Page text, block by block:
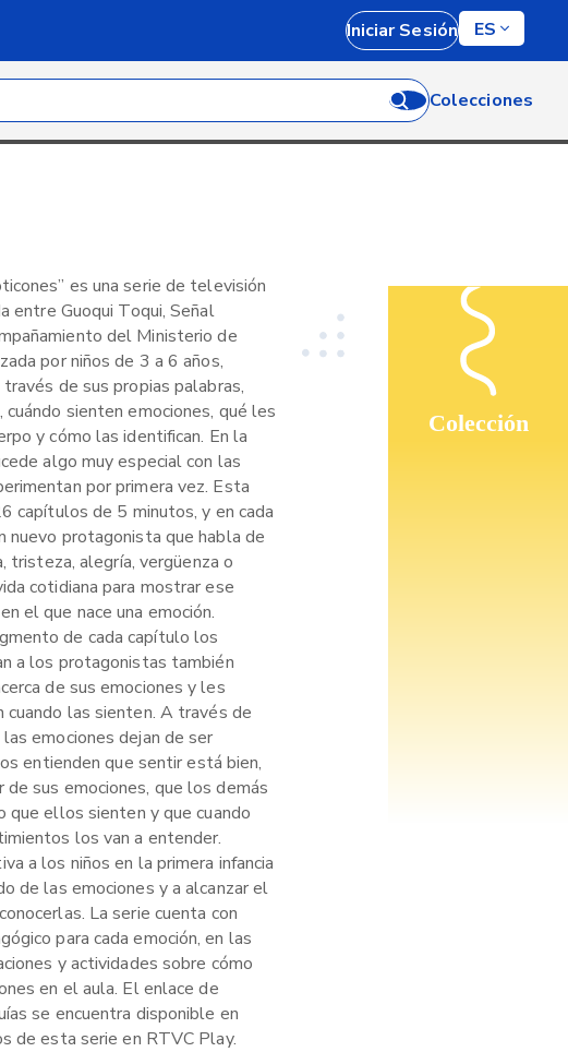
Iniciar Sesión ES
Colecciones
Colección
es una serie de televisión
entre Guoqui Toqui, Señal
del Ministerio de
por niños de 3 a 6 años,
de sus propias palabras,
sienten emociones, qué les
y cómo las identifican. En la
algo muy especial con las
por primera vez. Esta
capítulos de 5 minutos, y en cada
nuevo protagonista que habla de
tristeza, alegría, vergüenza o
cotidiana para mostrar ese
el que nace una emoción.
de cada capítulo los
a los protagonistas también
de sus emociones y les
cuando las sienten. A través de
emociones dejan de ser
entienden que sentir está bien,
de sus emociones, que los demás
que ellos sienten y que cuando
los van a entender.
a los niños en la primera infancia
de las emociones y a alcanzar el
La serie cuenta con
para cada emoción, en las
y actividades sobre cómo
en el aula. El enlace de
se encuentra disponible en
de esta serie en RTVC Play.